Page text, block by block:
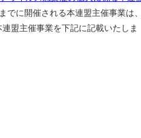
でに開催される本連盟主催事業は
盟主催事業を下記に記載いたしま